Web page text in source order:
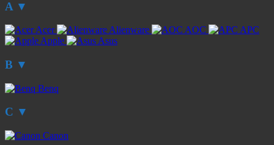
A ▼
Acer Alienware AOC
APC
Apple
Asus
B ▼
Benq
C ▼
Canon